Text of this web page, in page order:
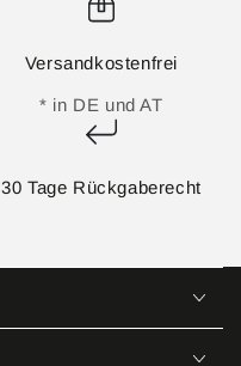
Versandkostenfrei
* in DE und AT
30 Tage Rückgaberecht